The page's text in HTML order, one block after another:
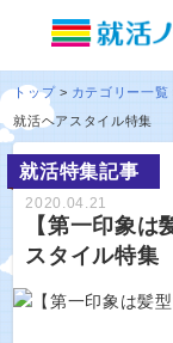
トップ カテゴリー一覧
就活ヘアスタイル特集
就活特集記事
2020.04.21
【第一印象
スタイル特集